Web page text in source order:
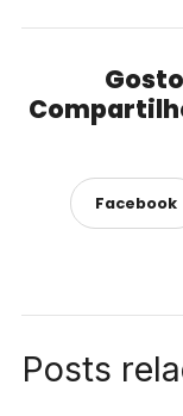
Facebook
Posts